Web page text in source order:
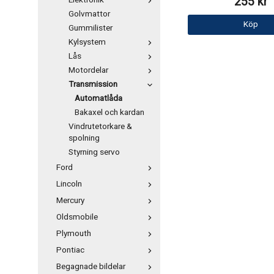
Golvmattor
Gummilister
Kylsystem
Lås
Motordelar
Transmission
Automatlåda
Bakaxel och kardan
Vindrutetorkare &
spolning
Styrning servo
Ford
Lincoln
Mercury
Oldsmobile
Plymouth
Pontiac
Begagnade bildelar
Köp